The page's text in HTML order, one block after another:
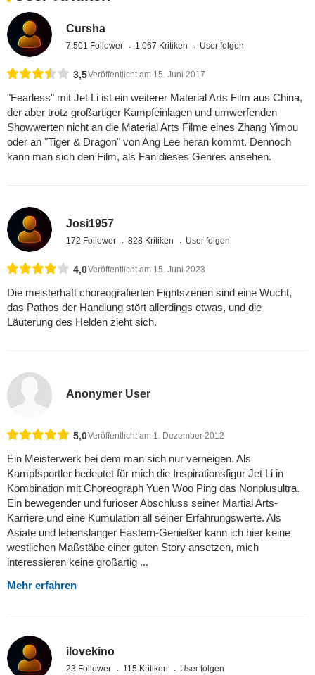
Cursha
7.501 Follower 1.067 Kritiken User folgen
3,5Veröffentlicht am 15. Juni 2017
"Fearless" mit Jet Li ist ein weiterer Material Arts Film aus China,
der aber trotz großartiger Kampfeinlagen und umwerfenden
Showwerten nicht an die Material Arts Filme eines Zhang Yimou
oder an "Tiger & Dragon" von Ang Lee heran kommt. Dennoch
kann man sich den Film, als Fan dieses Genres ansehen.
Josi1957
172 Follower 828 Kritiken User folgen
4,0Veröffentlicht am 15. Juni 2023
Die meisterhaft choreografierten Fightszenen sind eine Wucht,
das Pathos der Handlung stört allerdings etwas, und die
Läuterung des Helden zieht sich.
Anonymer User
5,0Veröffentlicht am 1. Dezember 2012
Ein Meisterwerk bei dem man sich nur verneigen. Als
Kampfsportler bedeutet für mich die Inspirationsfigur Jet Li in
Kombination mit Choreograph Yuen Woo Ping das Nonplusultra.
Ein bewegender und furioser Abschluss seiner Martial Arts-
Karriere und eine Kumulation all seiner Erfahrungswerte. Als
Asiate und lebenslanger Eastern-Genießer kann ich hier keine
westlichen Maßstäbe einer guten Story ansetzen, mich
interessieren keine großartig ...
Mehr erfahren
ilovekino
23 Follower 115 Kritiken User folgen